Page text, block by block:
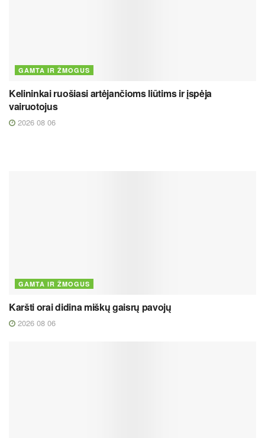
GAMTA IR ŽMOGUS
Kelininkai ruošiasi artėjančioms liūtims ir įspėja
vairuotojus
2026 08 06
GAMTA IR ŽMOGUS
Karšti orai didina miškų gaisrų pavojų
2026 08 06